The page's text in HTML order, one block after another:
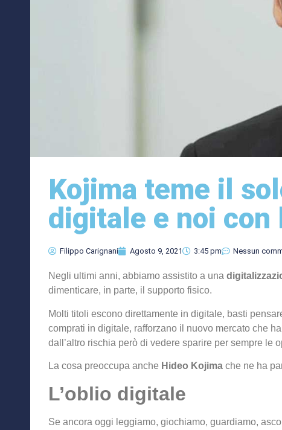
Kojima teme il
digitale e noi con
Filippo Carignani Agosto 9, 2021 3:45 pm Nessun
Negli ultimi anni, abbiamo assistito a una
dimenticare, in parte, il supporto fisico.
Molti titoli escono direttamente in digitale, basti
comprati in digitale, rafforzano il nuovo mercato che
dall’altro rischia però di vedere sparire per sempre le
La cosa preoccupa anche Hideo Kojima che ne ha
L’oblio digitale
Se ancora oggi leggiamo, giochiamo, guardiamo,